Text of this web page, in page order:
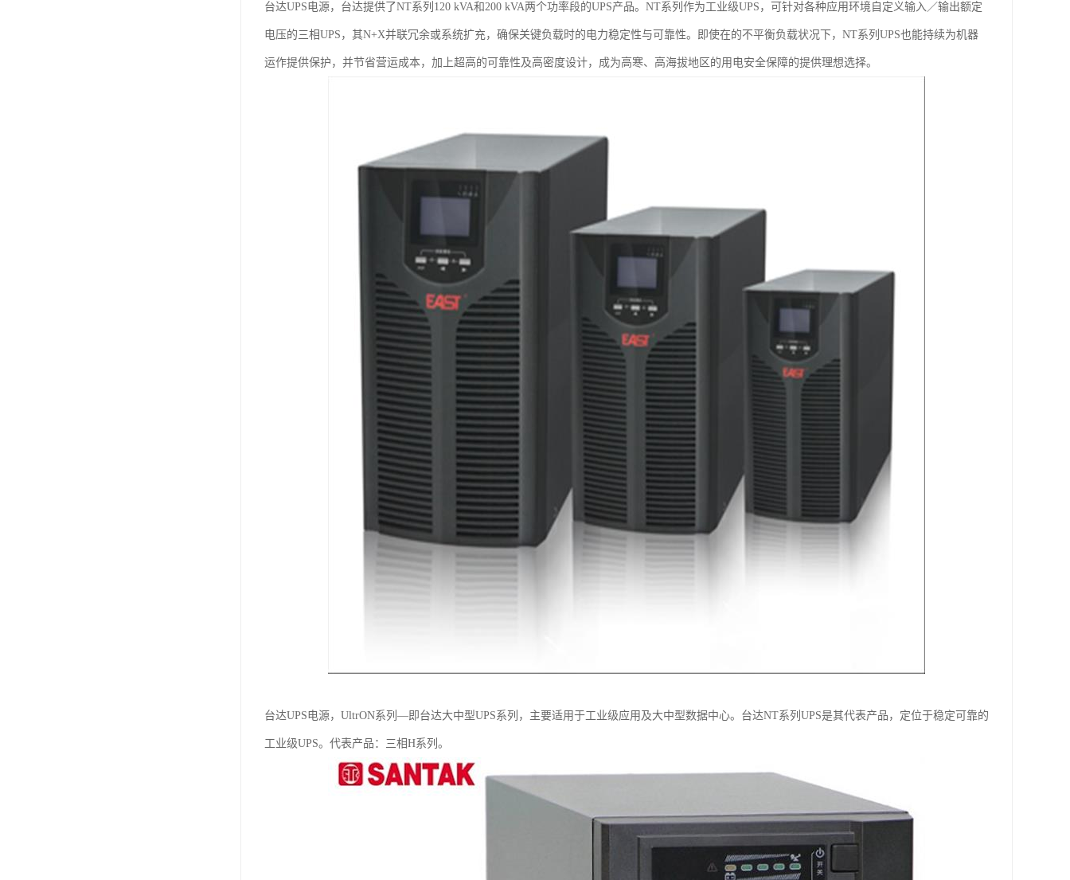
台达UPS电源，台达提供了NT系列120 kVA和200 kVA两个功率段的UPS产品。NT系列作为工业级UPS，可针对各种应用环境自定义输入／输出额定
电压的三相UPS，其N+X并联冗余或系统扩充，确保关键负载时的电力稳定性与可靠性。即使在的不平衡负载状况下，NT系列UPS也能持续为机器
运作提供保护，并节省营运成本，加上超高的可靠性及高密度设计，成为高寒、高海拔地区的用电安全保障的提供理想选择。
台达UPS电源，UltrON系列—即台达大中型UPS系列，主要适用于工业级应用及大中型数据中心。台达NT系列UPS是其代表产品，定位于稳定可靠的
工业级UPS。代表产品：三相H系列。